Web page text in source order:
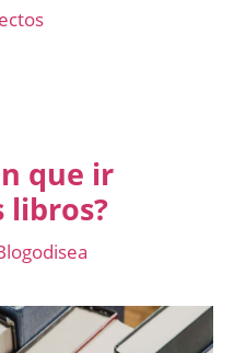
que ir
libros?